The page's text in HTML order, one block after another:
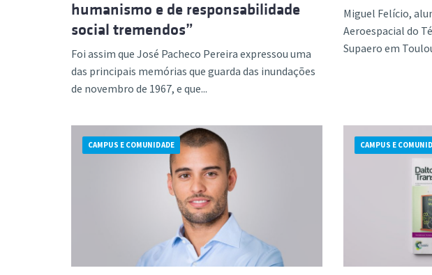
humanismo e de responsabilidade
social tremendos”
Foi assim que José Pacheco Pereira expressou uma
das principais memórias que guarda das inundações
de novembro de 1967, e que...
Miguel Felício,
Aeroespacial do
Supaero em
CAMPUS E COMUNIDADE CAMPUS E